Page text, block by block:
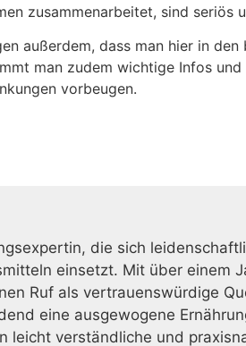
zusammenarbeitet, sind seriös
außerdem, dass man hier in
man zudem wichtige Infos
vorbeugen.
die sich
einsetzt. Mit über einem
Ruf als vertrauenswürdige
eine ausgewogene
leicht verständliche und